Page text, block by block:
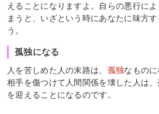
えることになりますよ。自らの悪行に
まうと、いざという時にあなたに味方
う。
孤独になる
人を苦しめた人の末路は、 孤独なものに
相手を傷つけて人間関係を壊した人は
を迎えることになるのです。